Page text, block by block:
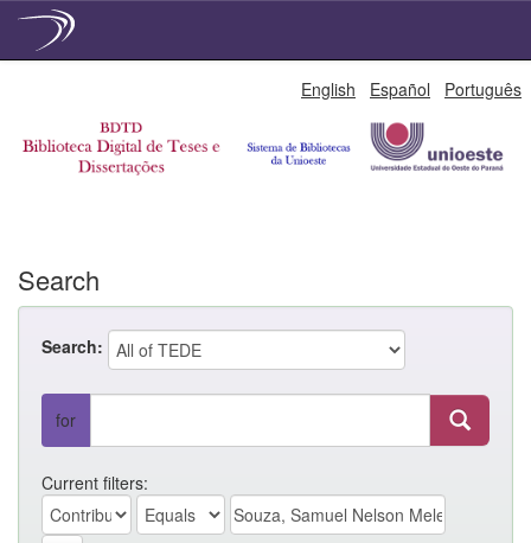
English Español Português
Search
Search:
for
Current filters: